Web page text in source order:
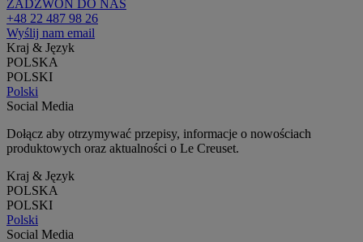
ZADZWOŃ DO NAS
+48 22 487 98 26
Wyślij nam email
Kraj & Język
POLSKA
POLSKI
Polski
Social Media
Dołącz aby otrzymywać przepisy, informacje o nowościach
produktowych oraz aktualności o Le Creuset.
Kraj & Język
POLSKA
POLSKI
Polski
Social Media